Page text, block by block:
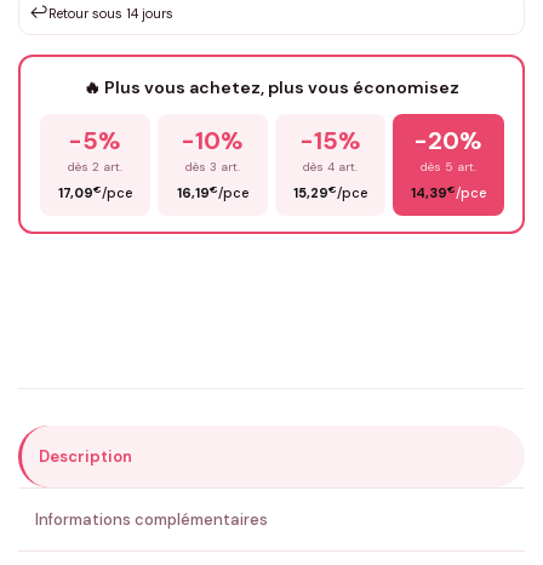
Votre texte / idée*
Prénom*
ENVOYER MA DEMANDE ✨
💚 Retour sous 24-48h🇫🇷 Flocage en France✅ Validation avant fabrication
↩️Retour sous 14 jours
🔥 Plus vous achetez, plus vous économisez
-5%
dès 2 art.
17,09€/pce
-10%
dès 3 art.
16,19€/pce
-15%
dès 4 art.
15,29€/pce
-20%
dès 5 art.
14,39€/pce
Description
Informations complémentaires